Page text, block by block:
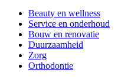
Beauty en wellness
Service en onderhoud
Bouw en renovatie
Duurzaamheid
Zorg
Orthodontie